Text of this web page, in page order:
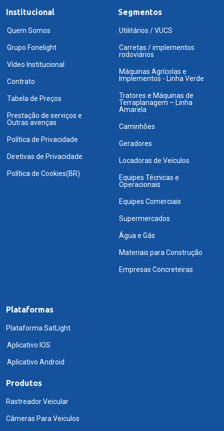
Institucional
Quem Somos
Grupo Fonelight
Vídeo Institucional
Contrato
Tabela de Preços
Prestação de serviços e
Outras avenças
Política de Privacidade
Diretivas de Privacidade
Política de Cookies(BR)
Segmentos
Utilitários / VUCS
Carretas / implementos
rodoviários
Máquinas Agrícolas e
Implementos - Linha Verde
Tratores e Máquinas de
Terraplanagem – Linha
Amarela
Caminhões
Geradores
Locadoras de Veículos
Equipes Técnicas e
Operacionais
Equipes Comerciais
Supermercados
Água e Gás
Materiais para Construção
Empresas Concreteiras
Plataformas
Plataforma SatLight
Aplicativo IOS
Aplicativo Android
Produtos
Rastreador Veicular
Câmeras Para Veiculos